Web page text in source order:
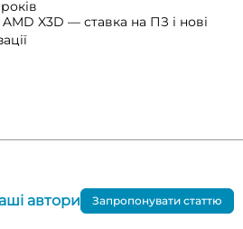
AMD X3D — ставка на ПЗ і нові
автори Запропонувати статтю